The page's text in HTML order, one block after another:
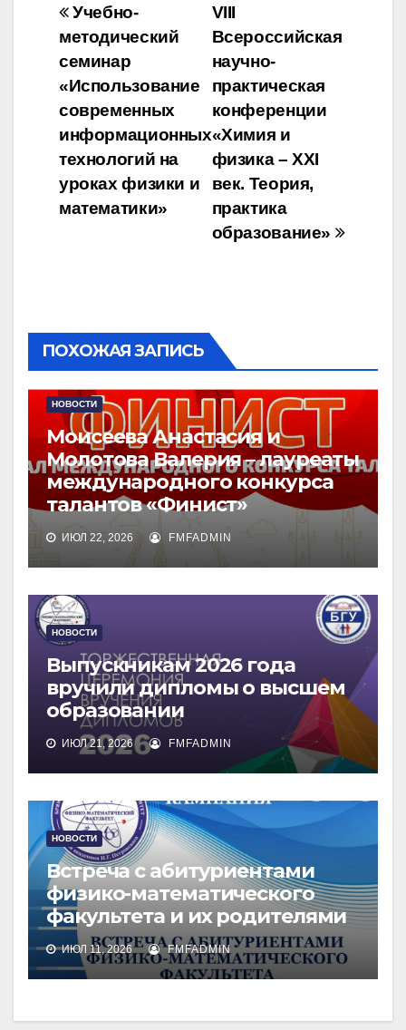
Навигация
по
записям
VIII
Всероссийская
научно-
практическая
конференции
«Химия и
физика – XXI
век. Теория,
практика
образование»
Учебно-
методический
семинар
«Использование
современных
информационных
технологий на
уроках физики и
математики»
ПОХОЖАЯ ЗАПИСЬ
НОВОСТИ
Моисеева Анастасия и
Молотова Валерия – лауреаты
международного конкурса
талантов «Финист»
ИЮЛ 22, 2026 FMFADMIN
НОВОСТИ
Выпускникам 2026 года
вручили дипломы о высшем
образовании
ИЮЛ 21, 2026 FMFADMIN
НОВОСТИ
Встреча с абитуриентами
физико-математического
факультета и их родителями
ИЮЛ 11, 2026 FMFADMIN